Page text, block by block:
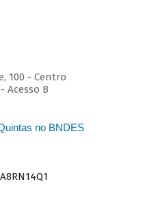
100 - Centro
Acesso B
no BNDES